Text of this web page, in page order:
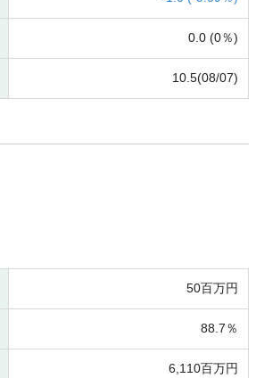
0.0 (0％)
10.5(08/07)
50百万円
88.7％
6,110百万円